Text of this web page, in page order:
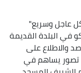
وسريع"
في البلدة القديمة
والاطلاع على
يساهم في